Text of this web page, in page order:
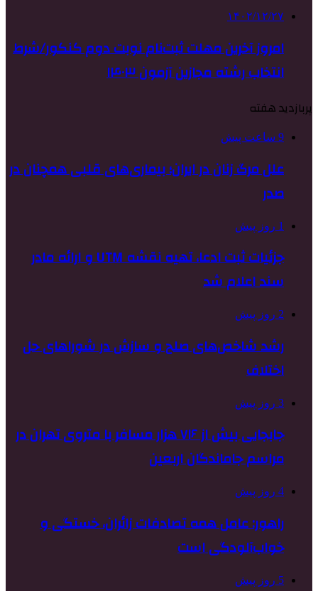
۱۴۰۲/۱۲/۲۷
امروز آخرین مهلت ثبت‌نام نوبت دوم کنکور/شرط
انتخاب رشته مجازین آزمون ۱۴۰۳
پربازدید هفته
9 ساعت پیش
علل مرگ زنان در ایران؛ بیماری‌های قلبی همچنان در
صدر
1 روز پیش
جزئیات ثبت ادعا، تهیه نقشه UTM و ارائه مادر
سند اعلام شد
2 روز پیش
رشد شاخص‌های صلح و سازش در شوراهای حل
اختلاف
3 روز پیش
جابجایی بیش از ۷۱۶ هزار مسافر با متروی تهران در
مراسم جاماندگان اربعین
4 روز پیش
راهور: عامل همه تصادفات زائران، خستگی و
خواب‌آلودگی است
5 روز پیش